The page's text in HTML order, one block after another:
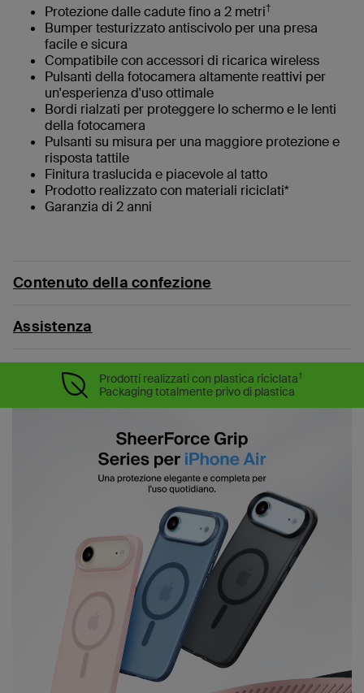
Protezione dalle cadute fino a 2 metri†
Bumper testurizzato antiscivolo per una presa
facile e sicura
Compatibile con accessori di ricarica wireless
Pulsanti della fotocamera altamente reattivi per
un'esperienza d'uso ottimale
Bordi rialzati per proteggere lo schermo e le lenti
della fotocamera
Pulsanti su misura per una maggiore protezione e
risposta tattile
Finitura traslucida e piacevole al tatto
Prodotto realizzato con materiali riciclati*
Garanzia di 2 anni
Contenuto della confezione
Assistenza
Prodotti realizzati con plastica riciclata†
Packaging totalmente privo di plastica